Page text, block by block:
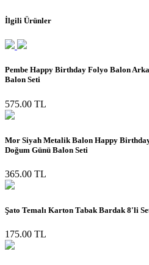
İlgili Ürünler
Pembe Happy Birthday Folyo Balon
Balon Seti
575.00 TL
Mor Siyah Metalik Balon Happy
Doğum Günü Balon Seti
365.00 TL
Şato Temalı Karton Tabak Bardak 8'li
175.00 TL